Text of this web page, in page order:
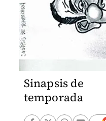
Sinapsis de
temporada